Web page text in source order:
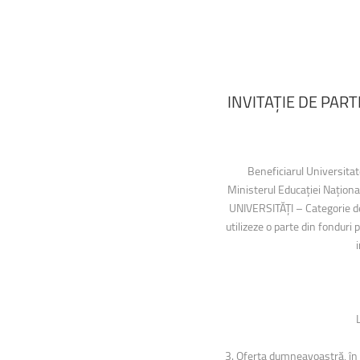
INVITAȚIEDE
Beneficiarul
Ministerul Educației
UNIVERSITĂȚI –
utilizeze o parte din fonduri
3. Oferta dumneavoastră,